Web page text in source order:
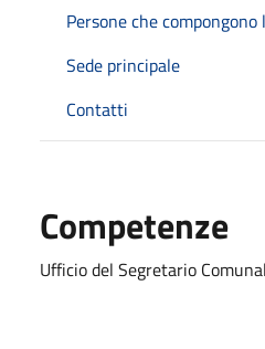
Persone che
Sede principale
Contatti
Competenze
Ufficio del Segretario